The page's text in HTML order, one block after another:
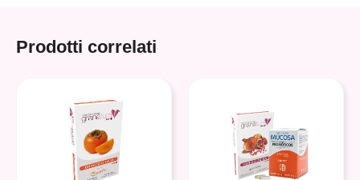
Prodotti correlati